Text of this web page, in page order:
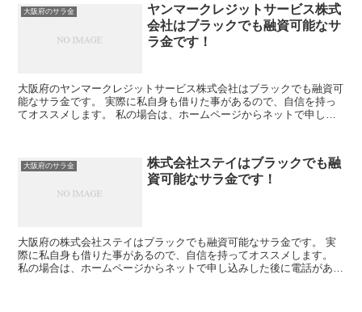
大阪府のサラ金
ヤンマークレジットサービス株式
会社はブラックでも融資可能なサ
ラ金です！
大阪府のヤンマークレジットサービス株式会社はブラックでも融資可
能なサラ金です。 実際に私自身も借りた事があるので、自信を持っ
てオススメします。 私の場合は、ホームページからネットで申し込
大阪府のサラ金
株式会社ステイはブラックでも融
資可能なサラ金です！
大阪府の株式会社ステイはブラックでも融資可能なサラ金です。 実
際に私自身も借りた事があるので、自信を持ってオススメします。
私の場合は、ホームページからネットで申し込みした後に電話があ